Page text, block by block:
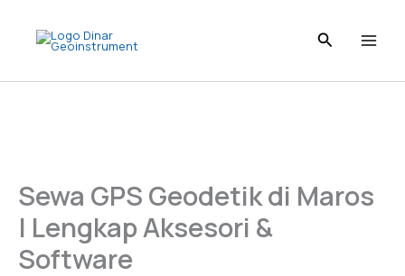
content
Sewa GPS Geodetik di Maros
| Lengkap Aksesori &
Software